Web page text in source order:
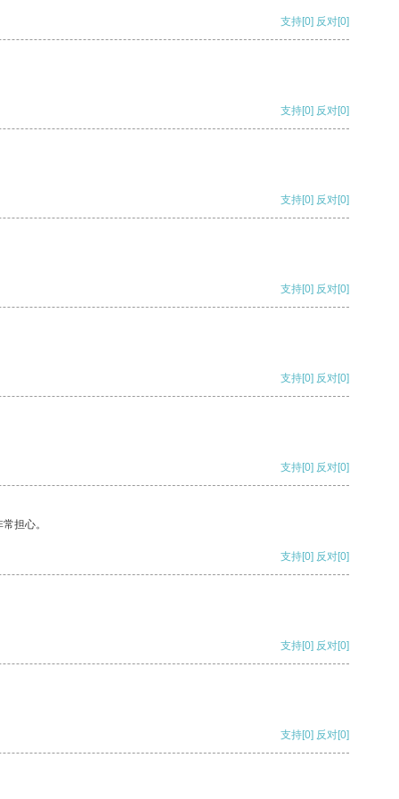
支持[0] 反对[0]
支持[0] 反对[0]
支持[0] 反对[0]
支持[0] 反对[0]
支持[0] 反对[0]
支持[0] 反对[0]
担心。
支持[0] 反对[0]
支持[0] 反对[0]
支持[0] 反对[0]